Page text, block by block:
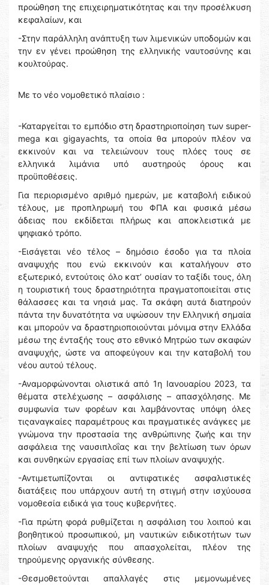
προώθηση της επιχειρηματικότητας και την προσέλκυση
κεφαλαίων, και
-Στην παράλληλη ανάπτυξη των λιμενικών υποδομών και
την εν γένει προώθηση της ελληνικής ναυτοσύνης και
κουλτούρας.
Με το νέο νομοθετικό πλαίσιο :
-Καταργείται το εμπόδιο στη δραστηριοποίηση των super-
mega και gigayachts, τα οποία θα μπορούν πλέον να
εκκινούν και να τελειώνουν τους πλόες τους σε
ελληνικά λιμάνια υπό αυστηρούς όρους και
προϋποθέσεις.
Για περιορισμένο αριθμό ημερών, με καταβολή ειδικού
τέλους, με προπληρωμή του ΦΠΑ και φυσικά μέσω
άδειας που εκδίδεται πλήρως και αποκλειστικά με
ψηφιακό τρόπο.
-Εισάγεται νέο τέλος – δημόσιο έσοδο για τα πλοία
αναψυχής που ενώ εκκινούν και καταλήγουν στο
εξωτερικό, εντούτοις όλο κατ’ ουσίαν το ταξίδι τους, όλη
η τουριστική τους δραστηριότητα πραγματοποιείται στις
θάλασσες και τα νησιά μας. Τα σκάφη αυτά διατηρούν
πάντα την δυνατότητα να υψώσουν την Ελληνική σημαία
και μπορούν να δραστηριοποιούνται μόνιμα στην Ελλάδα
μέσω της ένταξής τους στο εθνικό Μητρώο των σκαφών
αναψυχής, ώστε να αποφεύγουν και την καταβολή του
νέου αυτού τέλους.
-Αναμορφώνονται ολιστικά από 1η Ιανουαρίου 2023, τα
θέματα στελέχωσης – ασφάλισης – απασχόλησης. Με
συμφωνία των φορέων και λαμβάνοντας υπόψη όλες
τιςαναγκαίες παραμέτρους και πραγματικές ανάγκες με
γνώμονα την προστασία της ανθρώπινης ζωής και την
ασφάλεια της ναυσιπλοΐας και την βελτίωση των όρων
και συνθηκών εργασίας επί των πλοίων αναψυχής.
-Αντιμετωπίζονται οι αντιφατικές ασφαλιστικές
διατάξεις που υπάρχουν αυτή τη στιγμή στην ισχύουσα
νομοθεσία ειδικά για τους κυβερνήτες.
-Για πρώτη φορά ρυθμίζεται η ασφάλιση του λοιπού και
βοηθητικού προσωπικού, μη ναυτικών ειδικοτήτων των
πλοίων αναψυχής που απασχολείται, πλέον της
τηρούμενης οργανικής σύνθεσης.
-Θεσμοθετούνται απαλλαγές στις μεμονωμένες